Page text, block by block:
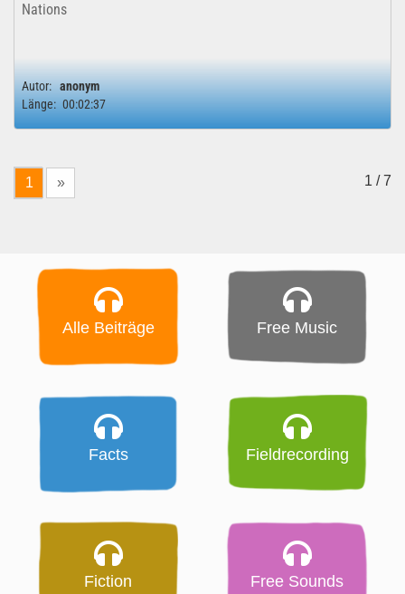
Nations
Autor: anonym
Länge: 00:02:37
1 » 1 / 7
Alle Beiträge Free Music
Facts Fieldrecording
Fiction Free Sounds